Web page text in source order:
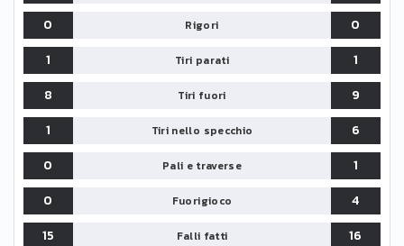
0
Rigori
0
1
Tiri parati
1
8
Tiri fuori
9
1
Tiri nello specchio
6
0
Pali e traverse
1
0
Fuorigioco
4
15
Falli fatti
16